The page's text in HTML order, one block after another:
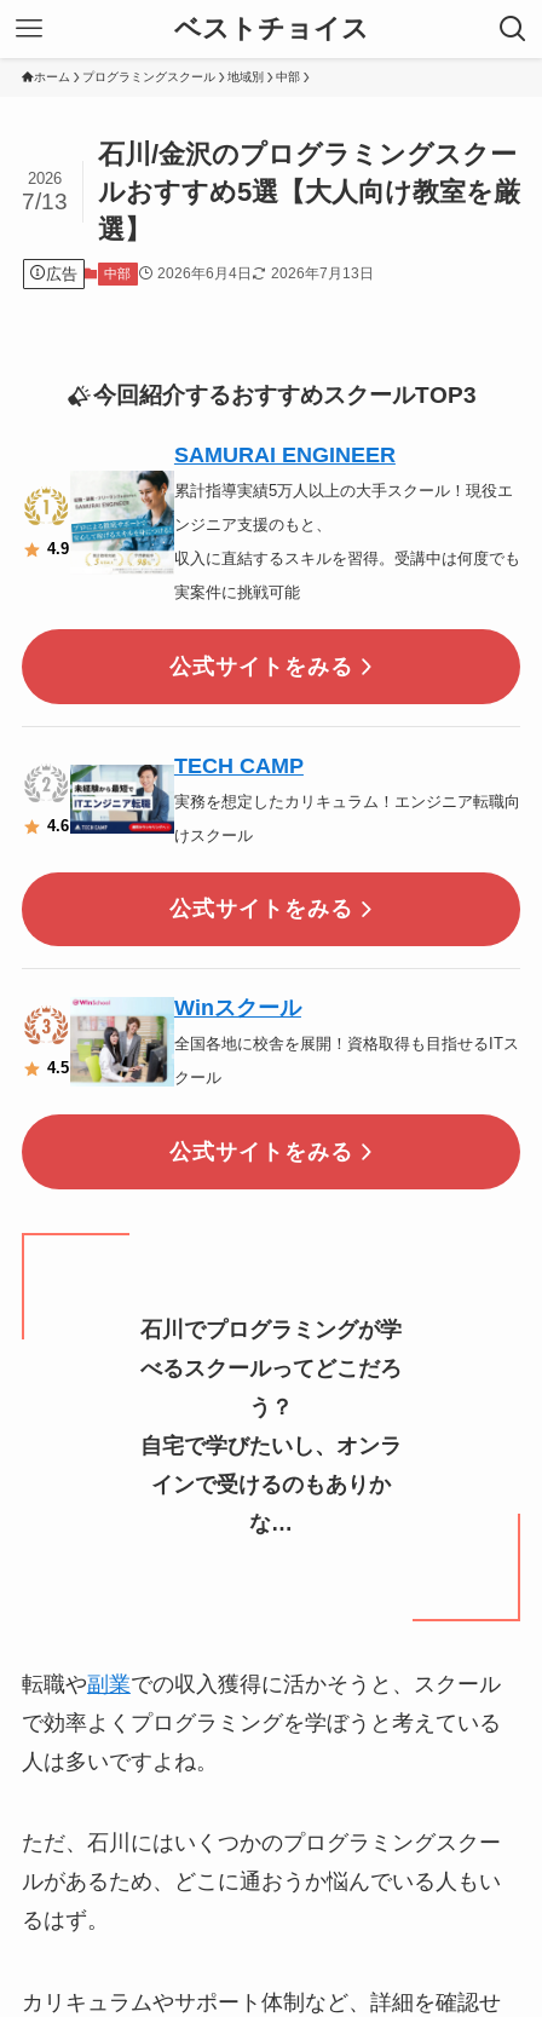
ベストチョイス
ホーム プログラミングスクール 地域別 中部
石川/金沢のプログラミングスクー
ルおすすめ5選【大人向け教室を厳
選】
2026
7/13
広告 中部 2026年6月4日 2026年7月13日
今回紹介するおすすめスクールTOP3
4.9
SAMURAI ENGINEER
累計指導実績5万人以上の大手スクール！現役エ
ンジニア支援のもと、
収入に直結するスキルを習得。受講中は何度でも
実案件に挑戦可能
公式サイトをみる
4.6
TECH CAMP
実務を想定したカリキュラム！エンジニア転職向
けスクール
公式サイトをみる
4.5
Winスクール
全国各地に校舎を展開！資格取得も目指せるITス
クール
公式サイトをみる
石川でプログラミングが学
べるスクールってどこだろ
う？
自宅で学びたいし、オンラ
インで受けるのもありか
な…
転職や副業での収入獲得に活かそうと、スクール
で効率よくプログラミングを学ぼうと考えている
人は多いですよね。
ただ、石川にはいくつかのプログラミングスクー
ルがあるため、どこに通おうか悩んでいる人もい
るはず。
カリキュラムやサポート体制など、詳細を確認せ